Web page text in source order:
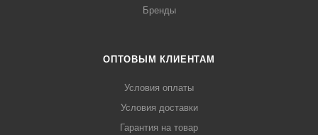
Бренды
ОПТОВЫМ КЛИЕНТАМ
Условия оплаты
Условия доставки
Гарантия на товар